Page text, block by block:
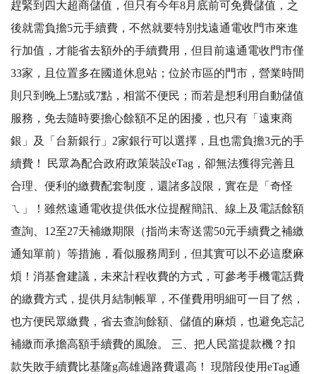
趕緊到四大超商儲值，但只有今年8月底前可免費儲值，之
後就需負擔5元手續費，不然就要特別找遠通電收門市來進
行加值，才能省去額外的手續費用，但目前遠通電收門市僅
33家，且位置多在國道休息站；位於市區的門市，營業時間
則只到晚上5點或7點，相當不便民；而若是想利用自動儲值
服務，免去隨時要擔心餘額不足的困擾，也只有「遠東商
銀」及「台新銀行」2家銀行可以選擇，且也需負擔3元的手
續費！ 民眾為配合政府政策裝設eTag，卻無法獲得完善且
合理、便利的繳費配套制度，還諸多設限，實在是「奇怪
ㄟ」！雖然遠通電收提供低水位提醒簡訊、線上及電話餘額
查詢、12至27天補繳期限（指尚未寄送需50元手續費之補繳
通知單前）等措施，看似服務周到，但其實可以不必這麼麻
煩！消基會建議，未來計程收費的方式，可參考手機電話費
的繳費方式，提供月結制帳單，不僅費用明細可一目了然，
也方便民眾繳費，省去查詢餘額、儲值的麻煩，也避免忘記
補繳而承擔高額手續費的風險。 三、把人民當提款機？扣
款失敗手續費比基隆g高雄過路費還高！ 現階段使用eTag通